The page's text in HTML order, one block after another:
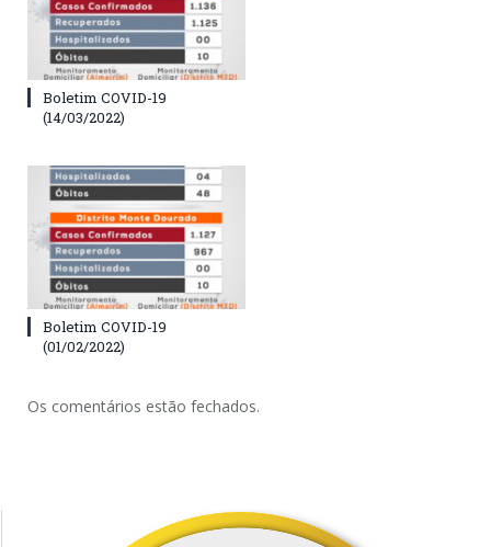
Boletim COVID-19
(14/03/2022)
Boletim COVID-19
(01/02/2022)
Os comentários estão fechados.